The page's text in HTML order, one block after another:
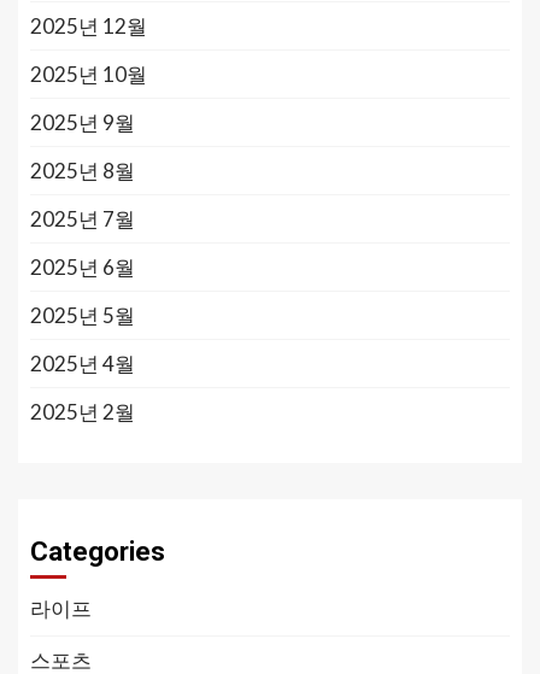
2025년 12월
2025년 10월
2025년 9월
2025년 8월
2025년 7월
2025년 6월
2025년 5월
2025년 4월
2025년 2월
Categories
라이프
스포츠